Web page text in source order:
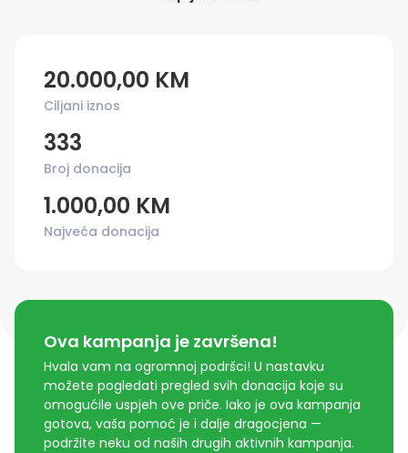
20.000,00 KM
Ciljani iznos
333
Broj donacija
1.000,00 KM
Najveća donacija
Ova kampanja je završena!
Hvala vam na ogromnoj podršci! U nastavku
možete pogledati pregled svih donacija koje su
omogućile uspjeh ove priče. Iako je ova kampanja
gotova, vaša pomoć je i dalje dragocjena —
podržite neku od naših drugih aktivnih kampanja.